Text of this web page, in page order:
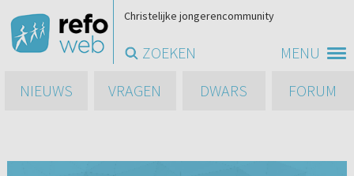
MENU
Christelijke jongerencommunity
ZOEKEN
NIEUWS
VRAGEN DWARS FORUM